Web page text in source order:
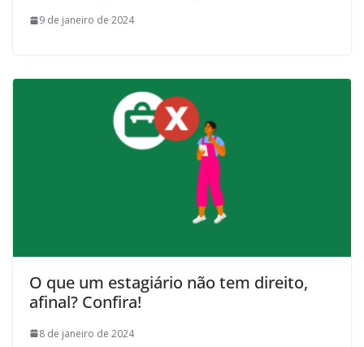
9 de janeiro de 2024
O que um estagiário não tem direito,
afinal? Confira!
8 de janeiro de 2024